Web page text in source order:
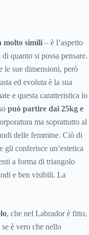
molto simili – è l’aspetto
quanto si possa pensare.
le sue dimensioni, però
ed evoluta è la sua
e questa caratteristica lo
può partire dai 25kg e
ma soprattutto al
delle femmine. Ciò di
gli conferisce un’estetica
a forma di triangolo
e ben visibili. La
, che nel Labrador è fitto,
è vero che nello